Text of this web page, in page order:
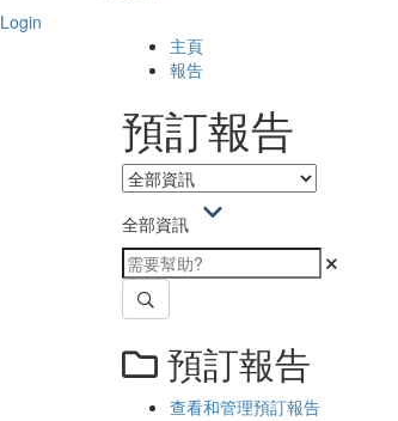
Login
主頁
報告
預訂報告
全部資訊
預訂報告
查看和管理預訂報告